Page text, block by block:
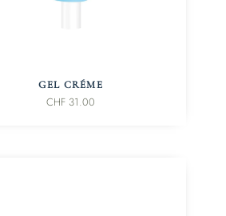
IN DEN WARENKORB
GEL CRÉME
CHF 31.00